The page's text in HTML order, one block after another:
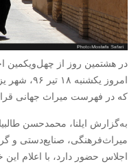
در هشتمین روز از چهل‌ویکمین
امروز
که در فهرست میراث جهانی
به‌گزارش ایلنا، محمدحسن
میراث‌فرهنگی، صنایع‌دستی و
اجلاس حضور دارد، با اعلام این